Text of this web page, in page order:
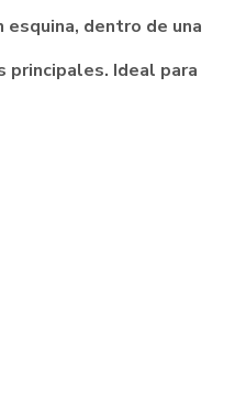
esquina, dentro de una
principales. Ideal para